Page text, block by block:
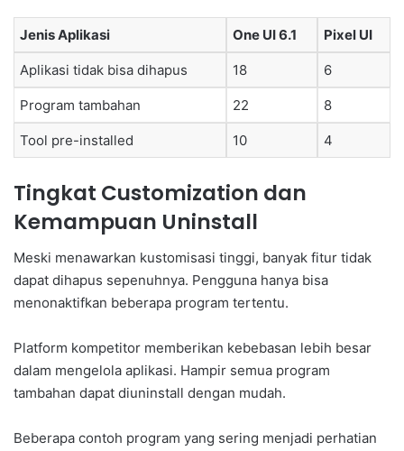
Jenis Aplikasi One UI 6.1 Pixel UI
Aplikasi tidak bisa dihapus 18 6
Program tambahan 22 8
Tool pre-installed 10 4
Tingkat Customization dan
Kemampuan Uninstall
Meski menawarkan kustomisasi tinggi, banyak fitur tidak
dapat dihapus sepenuhnya. Pengguna hanya bisa
menonaktifkan beberapa program tertentu.
Platform kompetitor memberikan kebebasan lebih besar
dalam mengelola aplikasi. Hampir semua program
tambahan dapat diuninstall dengan mudah.
Beberapa contoh program yang sering menjadi perhatian